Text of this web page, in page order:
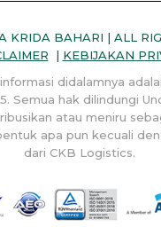
KRIDA BAHARI | ALL
| KEBIJAKAN
didalamnya
Semua hak dilindungi
atau meniru
apa pun kecuali
dari CKB Logistics.